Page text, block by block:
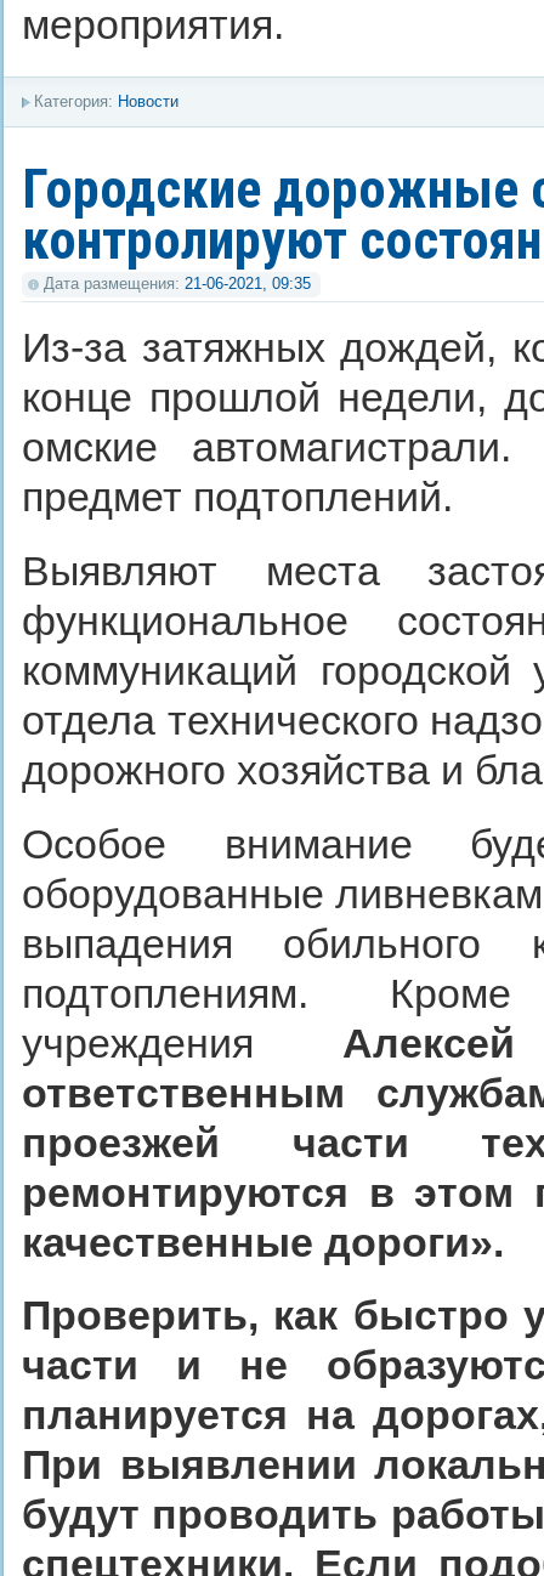
мероприятия.
Категория: Новости
Городские
контролируют
Дата размещения: 21-06-2021, 09:35
Из-за затяжных дождей,
конце прошлой недели,
омские
предмет подтоплений.
Выявляют места
функциональное
коммуникаций
отдела технического
дорожного хозяйства и
Особое внимание
оборудованные
выпадения обильного
подтоплениям.
учреждения
ответственным
проезжей части
ремонтируются в этом
качественные дороги».
Проверить, как быстро
части и не
планируется на
При выявлении
будут проводить
спецтехники. Если